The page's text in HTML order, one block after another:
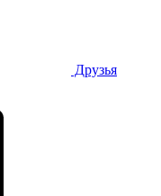
Друзья